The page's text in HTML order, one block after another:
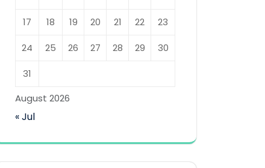
August 2026
17 18 19 20 21 22 23
24 25 26 27 28 29 30
31
« Jul